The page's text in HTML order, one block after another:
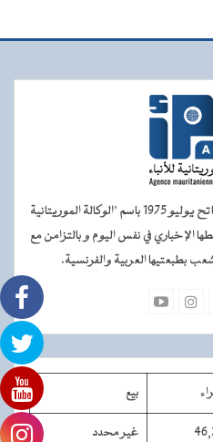
أنشئت الوكالة الموريتانية للأنباء في فاتح يوليو 1975 باسم "الوكالة الموريتانية
الإخباري في نفس اليوم و بالتزامن مع
بطبعتيها العربية والفرنسية.
بيع
غير محدد